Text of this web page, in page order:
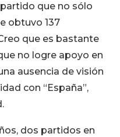
que no sólo
obtuvo 137
que es bastante
no logre apoyo en
ausencia de visión
con “España”,
dos partidos en